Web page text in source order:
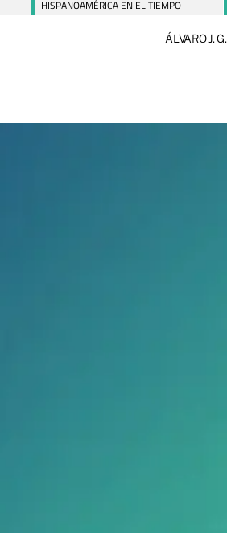
HISPANOAMÉRICA EN EL TIEMPO
ÁLVARO J. G.